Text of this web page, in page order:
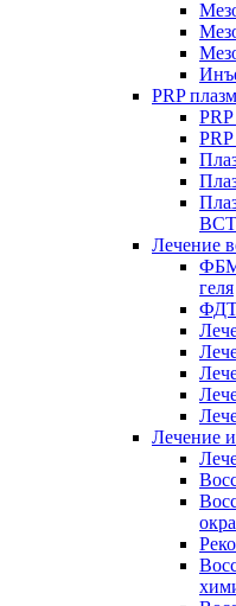
PRP
Лечение
ФБМ
геля
ФДТ
Лечение